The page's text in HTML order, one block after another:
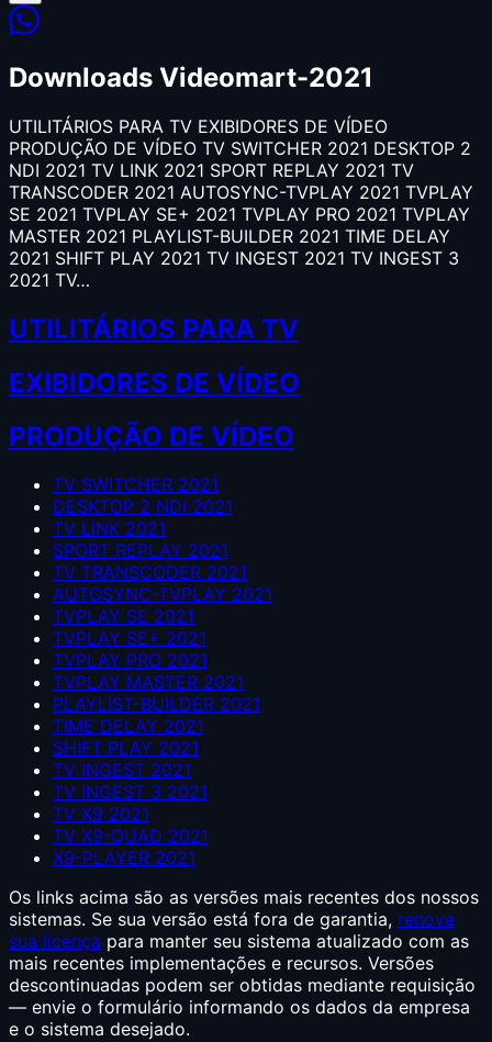
Downloads Videomart-2021
UTILITÁRIOS PARA TV EXIBIDORES DE VÍDEO
PRODUÇÃO DE VÍDEO TV SWITCHER 2021 DESKTOP 2
NDI 2021 TV LINK 2021 SPORT REPLAY 2021 TV
TRANSCODER 2021 AUTOSYNC-TVPLAY 2021 TVPLAY
SE 2021 TVPLAY SE+ 2021 TVPLAY PRO 2021 TVPLAY
MASTER 2021 PLAYLIST-BUILDER 2021 TIME DELAY
2021 SHIFT PLAY 2021 TV INGEST 2021 TV INGEST 3
2021 TV…
UTILITÁRIOS PARA TV
EXIBIDORES DE VÍDEO
PRODUÇÃO DE VÍDEO
TV SWITCHER 2021
DESKTOP 2 NDI 2021
TV LINK 2021
SPORT REPLAY 2021
TV TRANSCODER 2021
AUTOSYNC-TVPLAY 2021
TVPLAY SE 2021
TVPLAY SE+ 2021
TVPLAY PRO 2021
TVPLAY MASTER 2021
PLAYLIST-BUILDER 2021
TIME DELAY 2021
SHIFT PLAY 2021
TV INGEST 2021
TV INGEST 3 2021
TV X9 2021
TV X9-QUAD 2021
X9-PLAYER 2021
Os links acima são as versões mais recentes dos nossos
sistemas. Se sua versão está fora de garantia, renove
sua licença para manter seu sistema atualizado com as
mais recentes implementações e recursos. Versões
descontinuadas podem ser obtidas mediante requisição
— envie o formulário informando os dados da empresa
e o sistema desejado.